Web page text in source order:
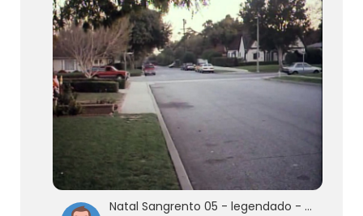
Natal Sangrento 05 - legendado - 1995 -1ª Parte